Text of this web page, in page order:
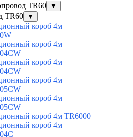
TR60 ▼
TR60 ▼
короб 4м
короб 4м
короб 4м
короб 4м
короб 4м
короб 4м TR6000
короб 4м